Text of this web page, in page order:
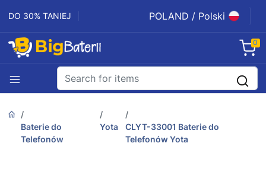
DO 30% TANIEJ POLAND / Polski
0
Baterie do
Telefonów
Yota
CLYT-33001 Baterie do
Telefonów Yota